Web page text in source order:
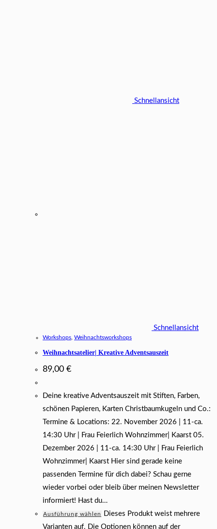
Schnellansicht
Schnellansicht
Workshops Weihnachtsworkshops
Weihnachtsatelier| Kreative Adventsauszeit
89,00 €
Deine kreative Adventsauszeit mit Stiften, Farben,
schönen Papieren, Karten Christbaumkugeln und Co.:
Termine & Locations: 22. November 2026 | 11-ca.
14:30 Uhr | Frau Feierlich Wohnzimmer| Kaarst 05.
Dezember 2026 | 11-ca. 14:30 Uhr | Frau Feierlich
Wohnzimmer| Kaarst Hier sind gerade keine
passenden Termine für dich dabei? Schau gerne
wieder vorbei oder bleib über meinen Newsletter
informiert! Hast du…
Ausführung wählen
Dieses Produkt weist mehrere
Varianten auf. Die Optionen können auf der